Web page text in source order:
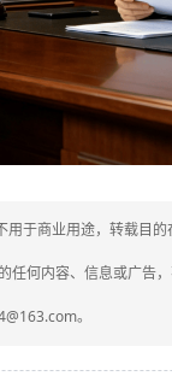
于商业用途，转载目
何内容、信息或广告
。